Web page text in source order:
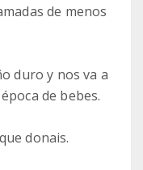
de menos
duro y nos va a
de bebes.
donais.